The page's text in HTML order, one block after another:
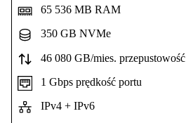
65 536 MB RAM
350 GB NVMe
46 080 GB/mies. przepustowość
1 Gbps prędkość portu
IPv4 + IPv6